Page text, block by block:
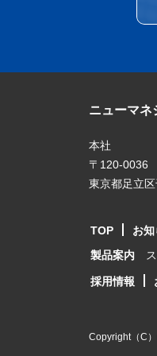
ニューマネ
本社
〒120-0036
東京都足立
TOP お
製品案内
採用情報
Copyright（C